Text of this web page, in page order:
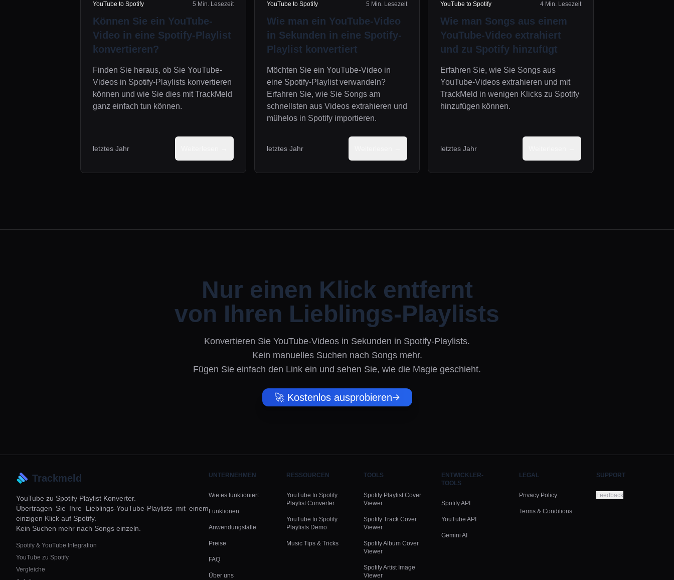
YouTube to Spotify 5 Min. Lesezeit
Können Sie ein YouTube-
Video in eine Spotify-Playlist
konvertieren?
Finden Sie heraus, ob Sie YouTube-
Videos in Spotify-Playlists konvertieren
können und wie Sie dies mit TrackMeld
ganz einfach tun können.
letztes Jahr
YouTube to Spotify 5 Min. Lesezeit
Wie man ein YouTube-Video
in Sekunden in eine Spotify-
Playlist konvertiert
Möchten Sie ein YouTube-Video in
eine Spotify-Playlist verwandeln?
Erfahren Sie, wie Sie Songs am
schnellsten aus Videos extrahieren und
mühelos in Spotify importieren.
letztes Jahr
YouTube to Spotify 4 Min. Lesezeit
Wie man Songs aus einem
YouTube-Video extrahiert
und zu Spotify hinzufügt
Erfahren Sie, wie Sie Songs aus
YouTube-Videos extrahieren und mit
TrackMeld in wenigen Klicks zu Spotify
hinzufügen können.
letztes Jahr
Nur einen Klick entfernt
von Ihren Lieblings-Playlists
Konvertieren Sie YouTube-Videos in Sekunden in Spotify-Playlists.
Kein manuelles Suchen nach Songs mehr.
Fügen Sie einfach den Link ein und sehen Sie, wie die Magie geschieht.
🚀 Kostenlos ausprobieren
Trackmeld
YouTube zu Spotify Playlist Konverter.
Übertragen Sie Ihre Lieblings-YouTube-Playlists mit einem
einzigen Klick auf Spotify.
Kein Suchen mehr nach Songs einzeln.
Spotify & YouTube Integration
YouTube zu Spotify
Vergleiche
UNTERNEHMEN
Wie es funktioniert
Funktionen
Anwendungsfälle
Preise
FAQ
Über uns
RESSOURCEN
YouTube to Spotify
Playlist Converter
YouTube to Spotify
Playlists Demo
Music Tips & Tricks
TOOLS
Spotify Playlist Cover
Viewer
Spotify Track Cover
Viewer
Spotify Album Cover
Viewer
Spotify Artist Image
Viewer
ENTWICKLER-
TOOLS
Spotify API
YouTube API
Gemini AI
LEGAL
Privacy Policy
Terms & Conditions
SUPPORT
Feedback